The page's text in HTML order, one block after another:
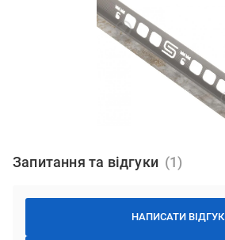
Запитання та відгуки
НАПИСАТИ ВІДГУК